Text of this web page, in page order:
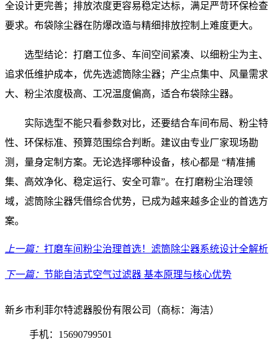
全设计更完善；排放浓度更容易稳定达标，满足严苛环保检查
要求。布袋除尘器在防爆改造与精细排放控制上难度更大。
选型结论：打磨工位多、车间空间紧凑、以细粉尘为主、
追求低维护成本，优先选滤筒除尘器；产尘点集中、风量需求
大、粉尘浓度极高、工况温度偏高，适合布袋除尘器。
实际选型不能只看参数对比，还要结合车间布局、粉尘特
性、环保标准、预算范围综合判断。建议由专业厂家现场勘
测，量身定制方案。无论选择哪种设备，核心都是 “精准捕
集、高效净化、稳定运行、安全可靠”。在打磨粉尘治理领
域，滤筒除尘器凭借综合优势，已成为越来越多企业的首选方
案。
上一篇： 打磨车间粉尘治理首选！滤筒除尘器系统设计全解析
下一篇： 节能自洁式空气过滤器 基本原理与核心优势
新乡市利菲尔特滤器股份有限公司（商标：海洁）
手机：15690799501